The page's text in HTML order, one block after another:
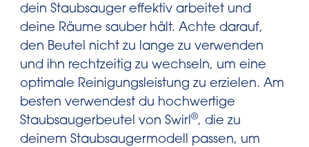
dein Staubsauger effektiv arbeitet und
deine Räume sauber hält. Achte darauf,
den Beutel nicht zu lange zu verwenden
und ihn rechtzeitig zu wechseln, um eine
optimale Reinigungsleistung zu erzielen. Am
besten verwendest du hochwertige
Staubsaugerbeutel von Swirl ®, die zu
deinem Staubsaugermodell passen, um